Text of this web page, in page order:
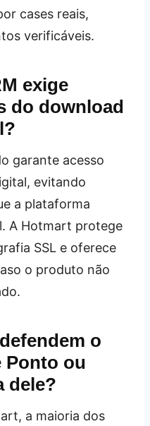
cases reais,
verificáveis.
exige
do download
garante acesso
evitando
a plataforma
A Hotmart protege
SSL e oferece
o produto não
o
Ponto ou
dele?
a maioria dos